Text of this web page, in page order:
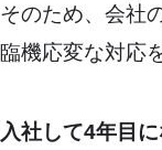
そのため、会社
臨機応変な対応
入社して4年目